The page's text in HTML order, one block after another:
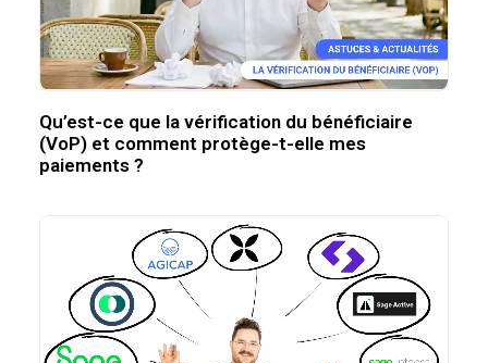
Qu’est-ce que la vérification du bénéficiaire
(VoP) et comment protège-t-elle mes
paiements ?